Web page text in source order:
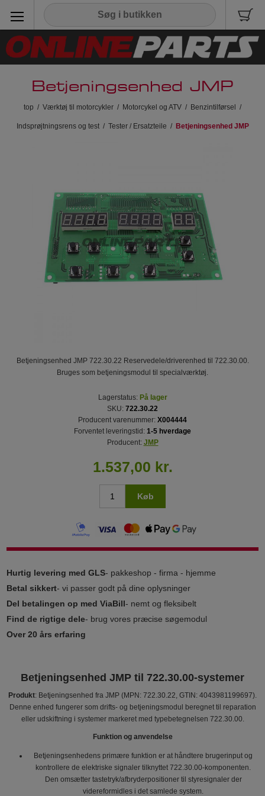
Betjeningsenhed JMP
top / Værktøj til motorcykler / Motorcykel og ATV / Benzintilførsel /
Indsprøjtningsrens og test / Tester / Ersatzteile / Betjeningsenhed JMP
Betjeningsenhed JMP 722.30.22 Reservedele/driverenhed til 722.30.00.
Bruges som betjeningsmodul til specialværktøj.
Lagerstatus: På lager
SKU: 722.30.22
Producent varenummer: X004444
Forventet leveringstid: 1-5 hverdage
Producent: JMP
1.537,00 kr.
Køb
Hurtig levering med GLS- pakkeshop - firma - hjemme
Betal sikkert- vi passer godt på dine oplysninger
Del betalingen op med ViaBill- nemt og fleksibelt
Find de rigtige dele- brug vores præcise søgemodul
Over 20 års erfaring
Betjeningsenhed JMP til 722.30.00-systemer
Produkt: Betjeningsenhed fra JMP (MPN: 722.30.22, GTIN: 4043981199697).
Denne enhed fungerer som drifts- og betjeningsmodul beregnet til reparation
eller udskiftning i systemer markeret med typebetegnelsen 722.30.00.
Funktion og anvendelse
Betjeningsenhedens primære funktion er at håndtere brugerinput og
kontrollere de elektriske signaler tilknyttet 722.30.00-komponenten.
Den omsætter tastetryk/afbryderpositioner til styresignaler der
videreformidles i det samlede system.